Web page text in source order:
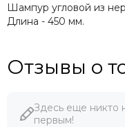
Шампур угловой из
Длина - 450 мм.
Отзывы о
Здесь еще никто
первым!